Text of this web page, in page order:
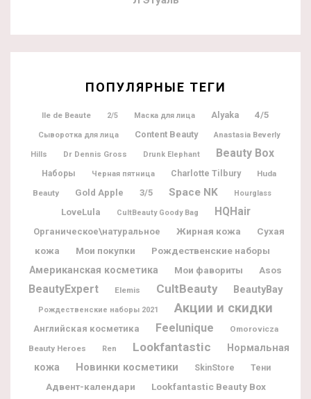
ПОПУЛЯРНЫЕ ТЕГИ
Ile de Beaute 2/5 Маска для лица Alyaka 4/5
Сыворотка для лица Content Beauty Anastasia Beverly
Hills Dr Dennis Gross Drunk Elephant Beauty Box
Наборы Черная пятница Charlotte Tilbury
Huda
Beauty
Gold Apple 3/5 Space NK Hourglass
LoveLula CultBeauty Goody Bag HQHair
Органическое\натуральное Жирная кожа
Сухая
кожа
Мои покупки
Рождественские наборы
Американская косметика
Мои фавориты Asos
BeautyExpert Elemis CultBeauty BeautyBay
Рождественские наборы 2021 Акции и скидки
Английская косметика Feelunique
Omorovicza
Beauty Heroes
Ren Lookfantastic
Нормальная
кожа
Новинки косметики SkinStore Тени
Адвент-календари
Lookfantastic Beauty Box